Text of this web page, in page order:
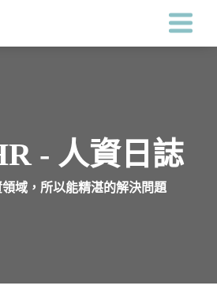
- 人資日誌
域，所以能精湛的解決問題